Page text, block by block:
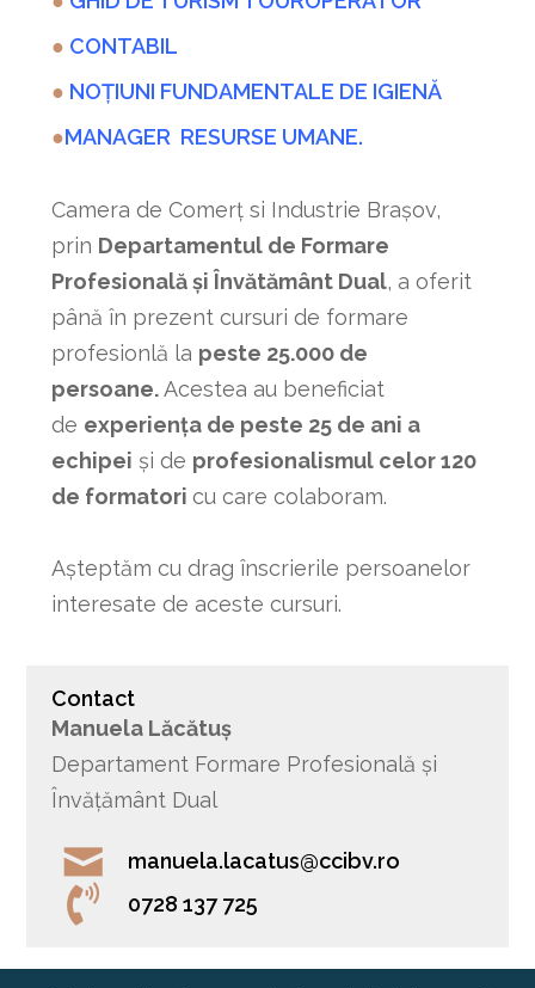
● CONTABIL
● NOȚIUNI FUNDAMENTALE DE IGIENĂ
●MANAGER RESURSE UMANE.
Camera de Comerț si Industrie Brașov,
prin Departamentul de Formare
Profesională și Învătământ Dual, a oferit
până în prezent cursuri de formare
profesionlă la peste 25.000 de
persoane.Acestea au beneficiat
de experiența de peste 25 de ani a
echipei și de profesionalismul celor 120
de formatori cu care colaboram.
Așteptăm cu drag înscrierile persoanelor
interesate de aceste cursuri.
Contact
Manuela Lăcătuș
Departament Formare Profesională și
Învățământ Dual
manuela.lacatus@ccibv.ro
0728 137 725